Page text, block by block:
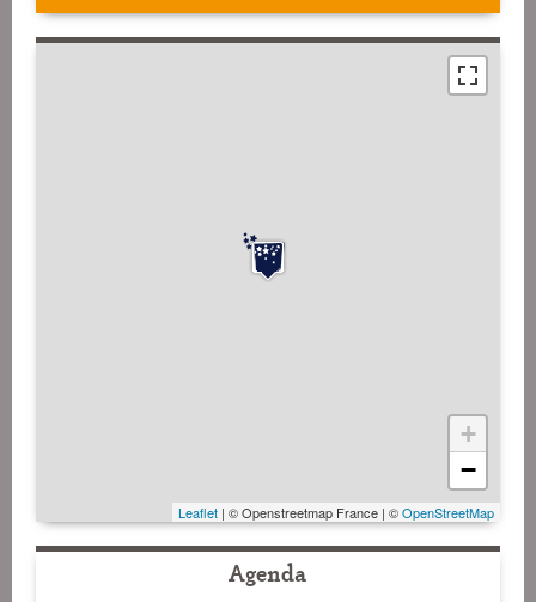
+
−
Leaflet | © Openstreetmap France | ©OpenStreetMap
Agenda